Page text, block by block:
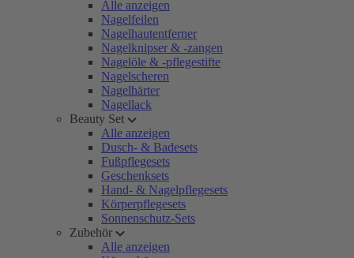
Alle anzeigen
Nagelfeilen
Nagelhautentferner
Nagelknipser & -zangen
Nagelöle & -pflegestifte
Nagelscheren
Nagelhärter
Nagellack
Beauty Set
Alle anzeigen
Dusch- & Badesets
Fußpflegesets
Geschenksets
Hand- & Nagelpflegesets
Körperpflegesets
Sonnenschutz-Sets
Zubehör
Alle anzeigen